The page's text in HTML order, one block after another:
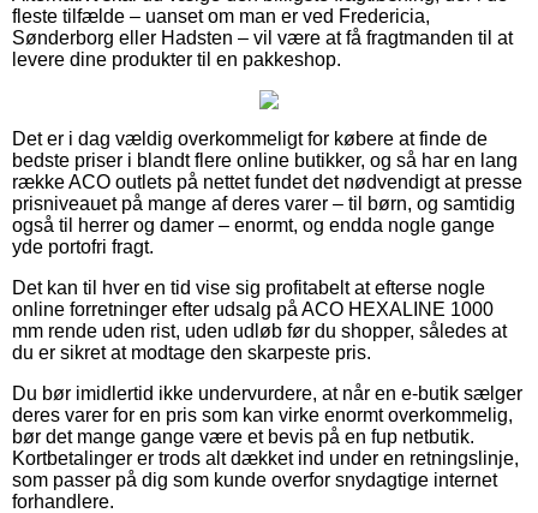
fleste tilfælde – uanset om man er ved Fredericia,
Sønderborg eller Hadsten – vil være at få fragtmanden til at
levere dine produkter til en pakkeshop.
Det er i dag vældig overkommeligt for købere at finde de
bedste priser i blandt flere online butikker, og så har en lang
række ACO outlets på nettet fundet det nødvendigt at presse
prisniveauet på mange af deres varer – til børn, og samtidig
også til herrer og damer – enormt, og endda nogle gange
yde portofri fragt.
Det kan til hver en tid vise sig profitabelt at efterse nogle
online forretninger efter udsalg på ACO HEXALINE 1000
mm rende uden rist, uden udløb før du shopper, således at
du er sikret at modtage den skarpeste pris.
Du bør imidlertid ikke undervurdere, at når en e-butik sælger
deres varer for en pris som kan virke enormt overkommelig,
bør det mange gange være et bevis på en fup netbutik.
Kortbetalinger er trods alt dækket ind under en retningslinje,
som passer på dig som kunde overfor snydagtige internet
forhandlere.